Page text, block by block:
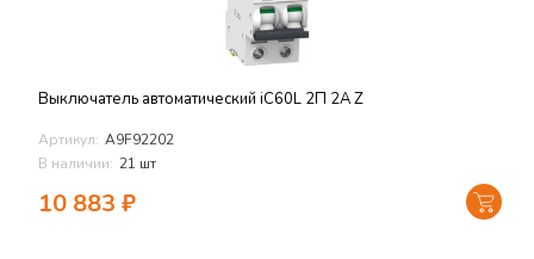
Выключатель автоматический iC60L 2П 2A Z
Артикул: A9F92202
В наличии: 21 шт
10 883 ₽